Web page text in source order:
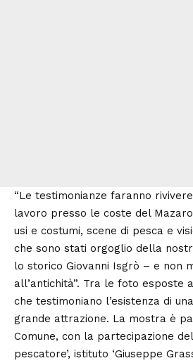
“Le testimonianze faranno
lavoro presso le coste del
usi e costumi, scene di pesca e
che sono stati orgoglio della
lo storico Giovanni Isgrò – e non
all’antichità”. Tra le foto esposte
che testimoniano l’esistenza di
grande attrazione. La mostra è
Comune, con la partecipazione
pescatore’, istituto ‘Giuseppe